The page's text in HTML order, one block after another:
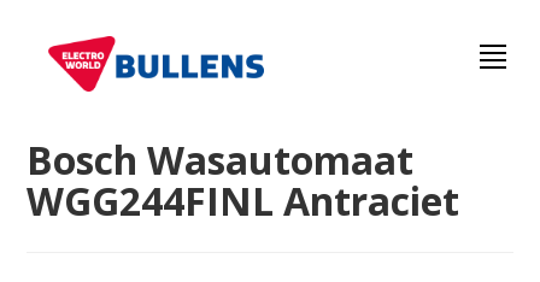
Bosch Wasautomaat
WGG244FINL Antraciet